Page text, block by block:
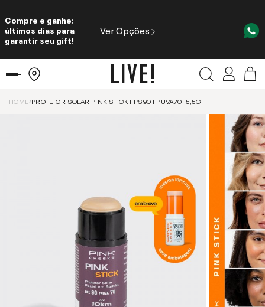
Compre e ganhe:
últimos dias para
garantir seu gift!
Ver Opções
HOME PROTETOR SOLAR PINK STICK FPS90 FPUVA70 15,5G